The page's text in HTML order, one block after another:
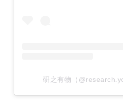
研之有物（